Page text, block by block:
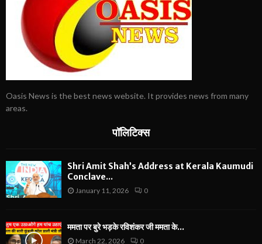
Oasis News is the best news website. It provides news from many
areas.
पॉलिटिक्स
Shri Amit Shah’s Address at Kerala Kaumudi
Conclave...
January 11, 2026 0
ममता पर बुरे भड़के रविशंकर जी ममता के...
March 22, 2026 0